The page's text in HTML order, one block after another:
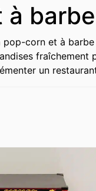
corn et à
fraîchement
un